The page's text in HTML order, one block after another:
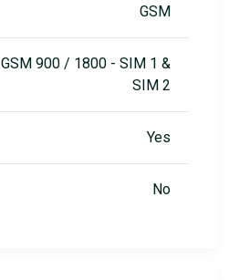
GSM
GSM 900 / 1800 - SIM 1 &
SIM 2
Yes
No